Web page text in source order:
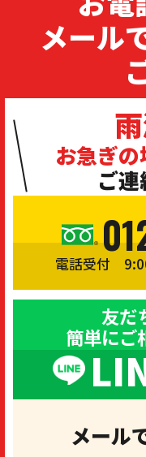
メール
お急ぎ
ご連
電話受付
友だ
簡単にご
メール